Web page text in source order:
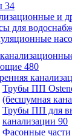
34
и
для
480
Трубы ПП
(бесшумная
Трубы ПП для
канализации 90
Фасонные